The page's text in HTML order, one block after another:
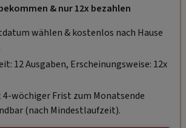
& nur 12x bezahlen
wählen & kostenlos nach Hause
12 Ausgaben, Erscheinungsweise: 12x
wöchiger Frist zum Monatsende
(nach Mindestlaufzeit).